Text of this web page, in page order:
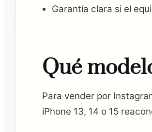
Garantía clara si el
Qué
Para vender por
iPhone 13, 14 o 15